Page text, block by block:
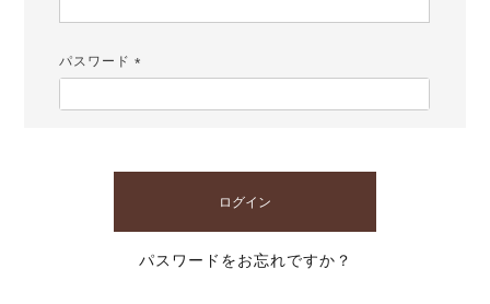
パスワード
ログイン
パスワードをお忘れですか？